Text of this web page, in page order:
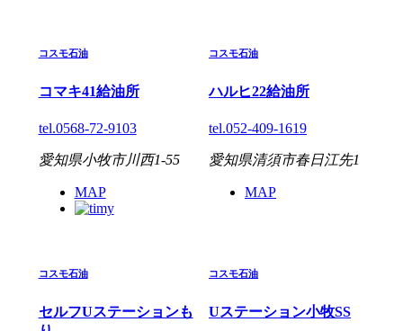
コスモ石油
コマキ41給油所
tel.0568-72-9103
愛知県小牧市川西1-55
MAP
コスモ石油
ハルヒ22給油所
tel.052-409-1619
愛知県清須市春日江先1
MAP
コスモ石油
セルフUステーションも
コスモ石油
Uステーション小牧SS